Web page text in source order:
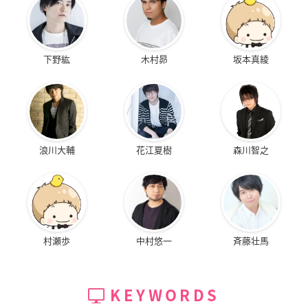
下野紘 木村昴 坂本真綾
浪川大輔 花江夏樹 森川智之
村瀬歩 中村悠一 斉藤壮馬
KEYWORDS